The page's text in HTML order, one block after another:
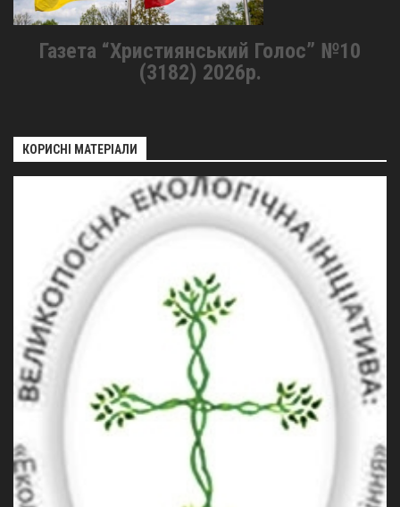
Газета “Християнський Голос” №10
(3182) 2026р.
КОРИСНІ МАТЕРІАЛИ